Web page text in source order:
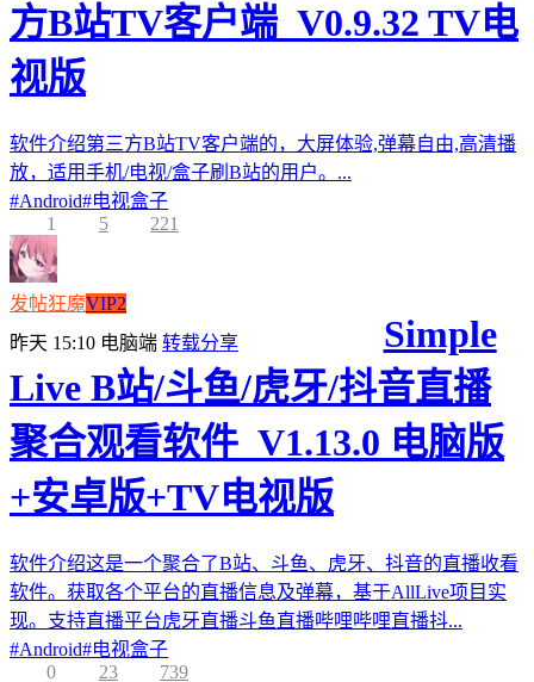
方B站TV客户端_V0.9.32 TV电
视版
软件介绍第三方B站TV客户端的，大屏体验,弹幕自由,高清播
放，适用手机/电视/盒子刷B站的用户。...
#Android#电视盒子
1
5 221
发帖狂魔VIP2
昨天 15:10 电脑端 转载分享
Simple
Live B站/斗鱼/虎牙/抖音直播
聚合观看软件_V1.13.0 电脑版
+安卓版+TV电视版
软件介绍这是一个聚合了B站、斗鱼、虎牙、抖音的直播收看
软件。获取各个平台的直播信息及弹幕，基于AllLive项目实
现。支持直播平台虎牙直播斗鱼直播哔哩哔哩直播抖...
#Android#电视盒子
0
23 739